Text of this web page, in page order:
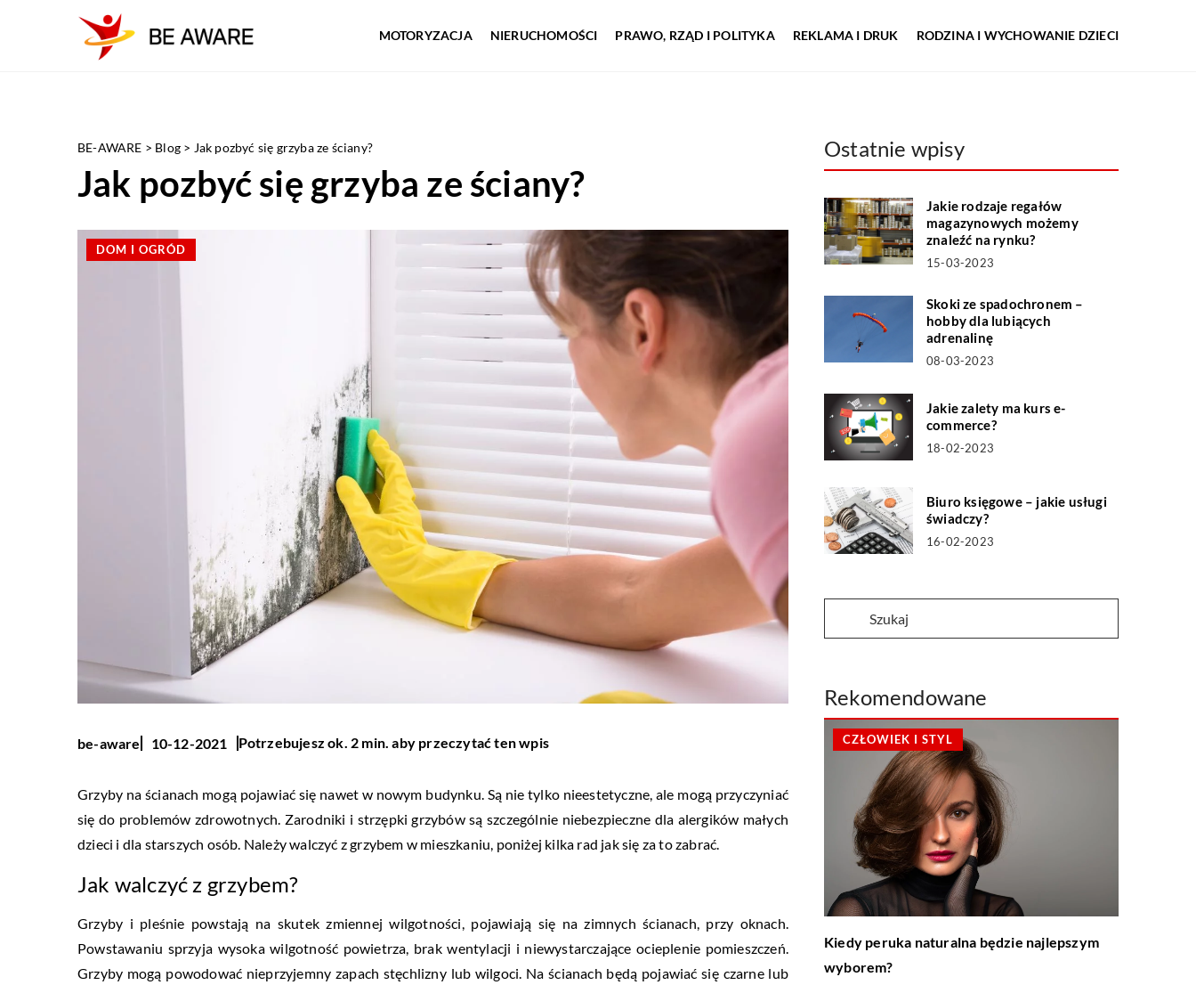
MOTORYZACJA NIERUCHOMOŚCI PRAWO, RZĄD I POLITYKA REKLAMA I DRUK RODZINA I WYCHOWANIE DZIECI
BE-AWARE > Blog > Jak pozbyć się grzyba ze ściany?
Jak pozbyć się grzyba ze ściany?
DOM I OGRÓD
be-aware 10-12-2021 Potrzebujesz ok. 2 min. aby przeczytać ten wpis
Grzyby na ścianach mogą pojawiać się nawet w nowym budynku. Są nie tylko nieestetyczne, ale mogą przyczyniać
się do problemów zdrowotnych. Zarodniki i strzępki grzybów są szczególnie niebezpieczne dla alergików małych
dzieci i dla starszych osób. Należy walczyć z grzybem w mieszkaniu, poniżej kilka rad jak się za to zabrać.
Jak walczyć z grzybem?
Grzyby i pleśnie powstają na skutek zmiennej wilgotności, pojawiają się na zimnych ścianach, przy oknach.
Powstawaniu sprzyja wysoka wilgotność powietrza, brak wentylacji i niewystarczające ocieplenie pomieszczeń.
Grzyby mogą powodować nieprzyjemny zapach stęchlizny lub wilgoci. Na ścianach będą pojawiać się czarne lub
Ostatnie wpisy
Jakie rodzaje regałów
magazynowych możemy
znaleźć na rynku?
15-03-2023
Skoki ze spadochronem –
hobby dla lubiących
adrenalinę
08-03-2023
Jakie zalety ma kurs e-
commerce?
18-02-2023
Biuro księgowe – jakie usługi
świadczy?
16-02-2023
Rekomendowane
CZŁOWIEK I STYL
Kiedy peruka naturalna będzie najlepszym
wyborem?